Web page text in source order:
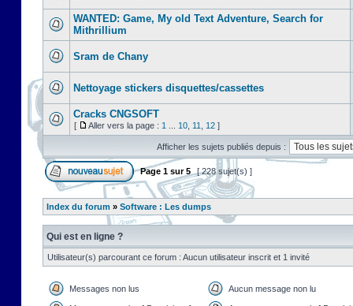
WANTED: Game, My old Text Adventure, Search for
Mithrillium
Sram de Chany
Nettoyage stickers disquettes/cassettes
Cracks CNGSOFT
[ Aller vers la page : 1 10 11 12 ]
Afficher les sujets publiés depuis :
Page 1 sur5 [ 228 sujet(s) ]
Index du forum » Software : Les dumps
Qui est en ligne ?
Utilisateur(s) parcourant ce forum : Aucun utilisateur inscrit et 1 invité
Messages non lus Aucun message non lu